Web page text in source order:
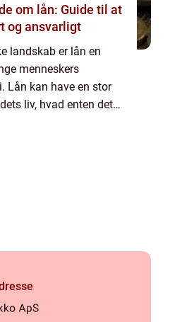
om lån: Guide til at
og ansvarligt
landskab er lån en
menneskers
Lån kan have en stor
liv, hvad enten det